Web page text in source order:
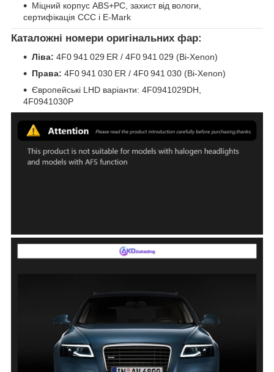
Міцний корпус ABS+PC, захист від вологи,
сертифікація CCC і E‑Mark
Каталожні номери оригінальних фар:
Ліва: 4F0 941 029 ER / 4F0 941 029 (Bi‑Xenon)
Права: 4F0 941 030 ER / 4F0 941 030 (Bi‑Xenon)
Європейські LHD варіанти: 4F0941029DH,
4F0941030P